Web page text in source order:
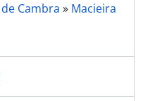
1968
1968
1968
Cambra » Macieira